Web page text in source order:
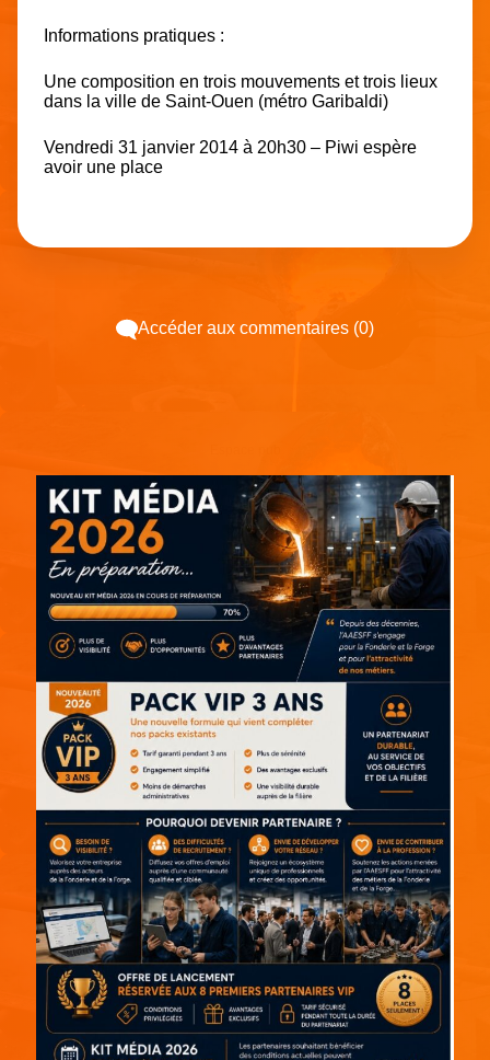
Informations pratiques :
Une composition en trois mouvements et trois lieux
dans la ville de Saint-Ouen (métro Garibaldi)
Vendredi 31 janvier 2014 à 20h30 – Piwi espère
avoir une place
Accéder aux commentaires (0)